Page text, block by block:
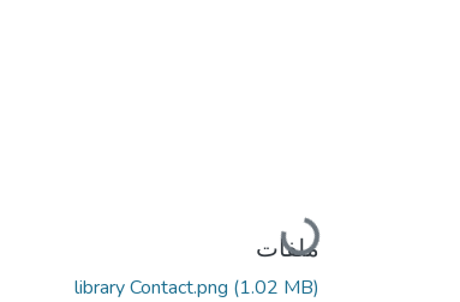
جاري التحميل...
ملفات
library Contact.png (1.02 MB)